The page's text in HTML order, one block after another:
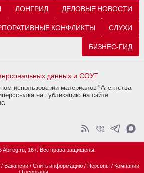
ЛОНГРИД ДЕЛОВЫЕ НОВОСТИ
КОНФЛИКТЫ СЛУХИ
БИЗНЕС-ГИД
данных и СОУТ
использовании материалов "Агентства
на публикацию на сайте
Abireg.ru, 16+. Все права защищены.
/ Вакансии / Слить информацию / Персоны / Компании
/ Госорганы